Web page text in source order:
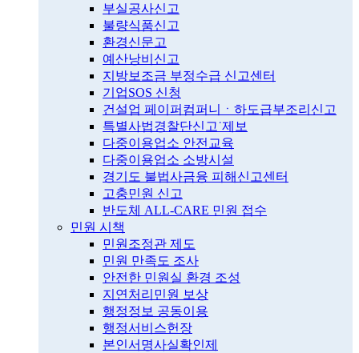
부실공사신고
불량식품신고
환경신문고
예산낭비신고
지방보조금 부정수급 신고센터
기업SOS 신청
건설업 페이퍼컴퍼니ㆍ하도급부조리신고
특별사법경찰단신고˙제보
다중이용업소 안전교육
다중이용업소 소방시설
경기도 불법사금융 피해신고센터
고충민원 신고
반도체 ALL-CARE 민원 접수
민원 시책
민원조정관 제도
민원 만족도 조사
안전한 민원실 환경 조성
지연처리민원 보상
행정정보 공동이용
행정서비스헌장
본인서명사실확인제